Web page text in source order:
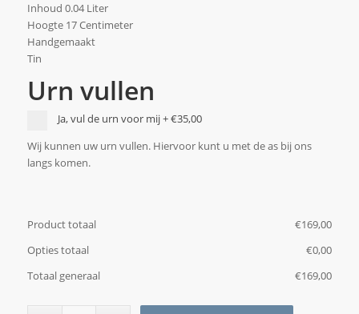
Inhoud 0.04 Liter
Hoogte 17 Centimeter
Handgemaakt
Tin
Urn vullen
Ja, vul de urn voor mij+€35,00
Wij kunnen uw urn vullen. Hiervoor kunt u met de as bij ons
langs komen.
Product totaal €‎169,00
Opties totaal
€‎0,00
Totaal generaal
€‎169,00